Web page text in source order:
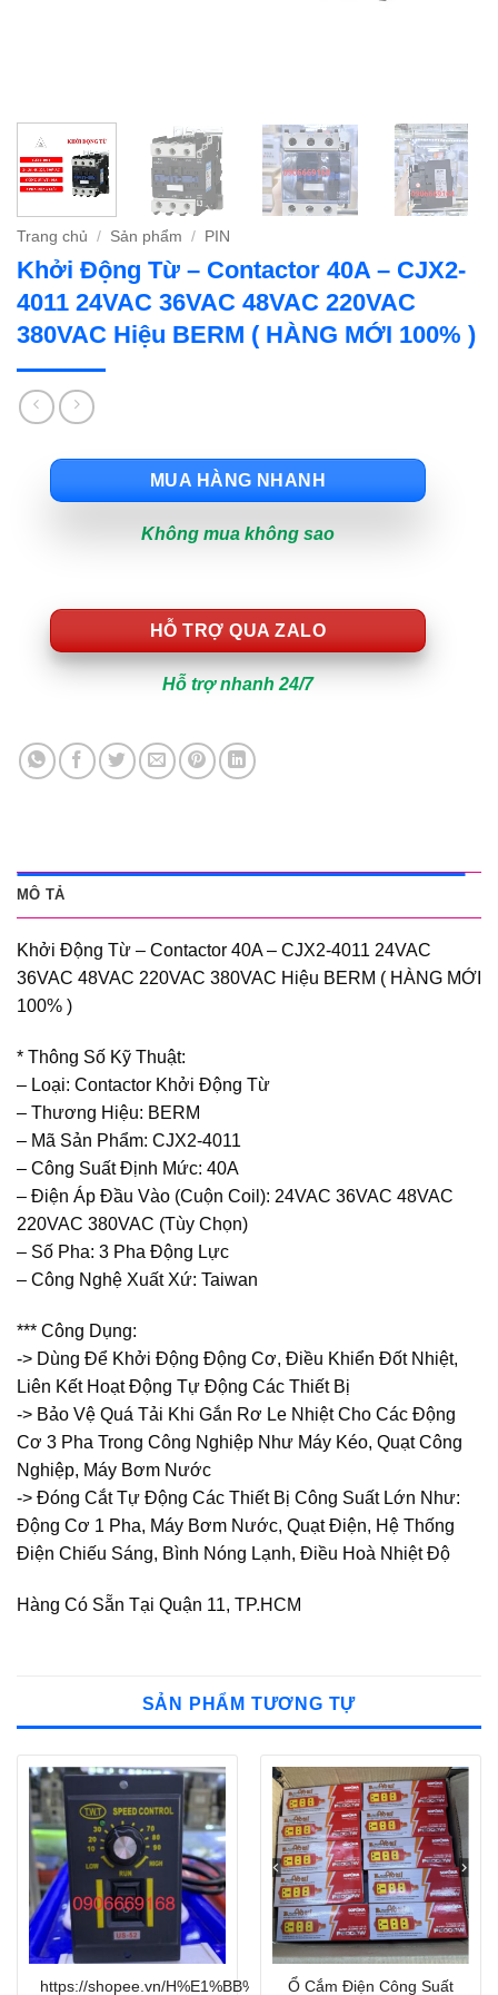
Trang chủ / Sản phẩm / PIN
Khởi Động Từ – Contactor 40A – CJX2-
4011 24VAC 36VAC 48VAC 220VAC
380VAC Hiệu BERM ( HÀNG MỚI 100% )
MUA HÀNG NHANH
Không mua không sao
HỖ TRỢ QUA ZALO
Hỗ trợ nhanh 24/7
MÔ TẢ
Khởi Động Từ – Contactor 40A – CJX2-4011 24VAC
36VAC 48VAC 220VAC 380VAC Hiệu BERM ( HÀNG MỚI
100% )
* Thông Số Kỹ Thuật:
– Loại: Contactor Khởi Động Từ
– Thương Hiệu: BERM
– Mã Sản Phẩm: CJX2-4011
– Công Suất Định Mức: 40A
– Điện Áp Đầu Vào (Cuộn Coil): 24VAC 36VAC 48VAC
220VAC 380VAC (Tùy Chọn)
– Số Pha: 3 Pha Động Lực
– Công Nghệ Xuất Xứ: Taiwan
*** Công Dụng:
-> Dùng Để Khởi Động Động Cơ, Điều Khiển Đốt Nhiệt,
Liên Kết Hoạt Động Tự Động Các Thiết Bị
-> Bảo Vệ Quá Tải Khi Gắn Rơ Le Nhiệt Cho Các Động
Cơ 3 Pha Trong Công Nghiệp Như Máy Kéo, Quạt Công
Nghiệp, Máy Bơm Nước
-> Đóng Cắt Tự Động Các Thiết Bị Công Suất Lớn Như:
Động Cơ 1 Pha, Máy Bơm Nước, Quạt Điện, Hệ Thống
Điện Chiếu Sáng, Bình Nóng Lạnh, Điều Hoà Nhiệt Độ
Hàng Có Sẵn Tại Quận 11, TP.HCM
SẢN PHẨM TƯƠNG TỰ
https://shopee.vn/H%E1%BB%99p- Ổ Cắm Điện Công Suất